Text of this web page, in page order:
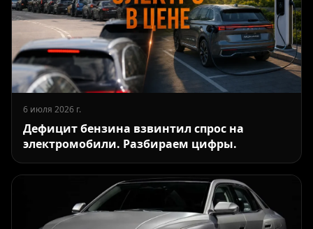
6 июля 2026 г.
Дефицит бензина взвинтил спрос на
электромобили. Разбираем цифры.